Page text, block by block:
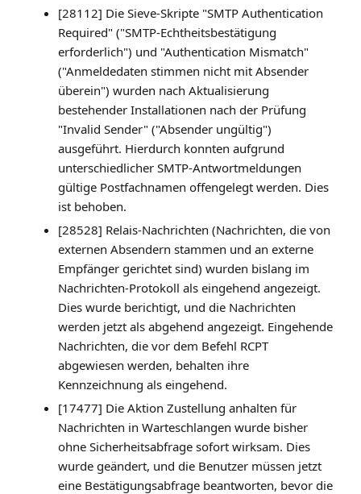
[28112] Die Sieve-Skripte "SMTP Authentication
Required" ("SMTP-Echtheitsbestätigung
erforderlich") und "Authentication Mismatch"
("Anmeldedaten stimmen nicht mit Absender
überein") wurden nach Aktualisierung
bestehender Installationen nach der Prüfung
"Invalid Sender" ("Absender ungültig")
ausgeführt. Hierdurch konnten aufgrund
unterschiedlicher SMTP-Antwortmeldungen
gültige Postfachnamen offengelegt werden. Dies
ist behoben.
[28528] Relais-Nachrichten (Nachrichten, die von
externen Absendern stammen und an externe
Empfänger gerichtet sind) wurden bislang im
Nachrichten-Protokoll als eingehend angezeigt.
Dies wurde berichtigt, und die Nachrichten
werden jetzt als abgehend angezeigt. Eingehende
Nachrichten, die vor dem Befehl RCPT
abgewiesen werden, behalten ihre
Kennzeichnung als eingehend.
[17477] Die Aktion Zustellung anhalten für
Nachrichten in Warteschlangen wurde bisher
ohne Sicherheitsabfrage sofort wirksam. Dies
wurde geändert, und die Benutzer müssen jetzt
eine Bestätigungsabfrage beantworten, bevor die